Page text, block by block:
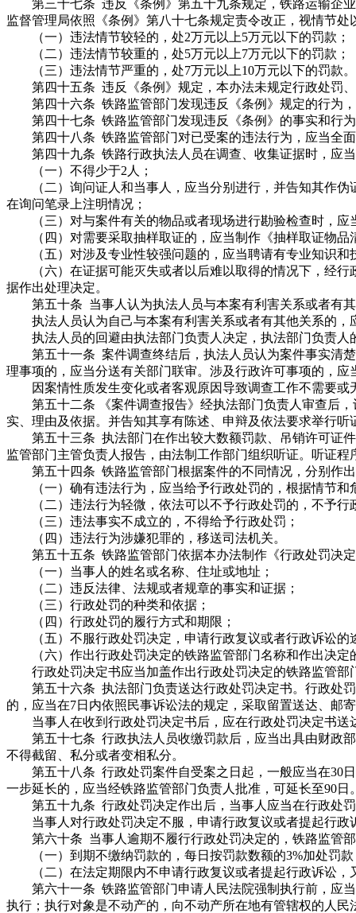
第三十七条 违反《条例》第五十九条规定，铁路运输企业
监督管理局依照《条例》第八十七条规定责令改正，视情节处
（一）违法情节较轻的，处2万元以上5万元以下的罚款；
（二）违法情节较重的，处5万元以上7万元以下的罚款；
（三）违法情节严重的，处7万元以上10万元以下的罚款。
第四十五条 违反《条例》规定，本办法未规定行政处罚、
第四十六条 铁路监管部门发现违反《条例》规定的行为，
第四十七条 铁路监管部门发现违反《条例》的事实和行为
第四十八条 铁路监管部门对已受案的违法行为，应当全面
第四十九条 铁路行政执法人员在调查、收集证据时，应
（一）不得少于2人；
（二）询问证人和当事人，应当分别进行，并告知其作伪
在询问笔录上注明情况；
（三）对与案件有关的物品或者现场进行勘验检查时，应
（四）对需要采取抽样取证的，应当制作《抽样取证物品
（五）对涉及专业性较强问题的，应当聘请有专业知识和
（六）在证据可能灭失或者以后难以取得的情况下，经行
据作出处理决定。
第五十条 当事人认为执法人员与本案有利害关系或者有其
执法人员认为自己与本案有利害关系或者有其他关系的，
执法人员的回避由执法部门负责人决定，执法部门负责人
第五十一条 案件调查终结后，执法人员认为案件事实清楚
理事项的，应当分送有关部门联审。涉及行政许可事项的，
因案情性质发生变化或者客观原因导致调查工作不需要或
第五十二条 《案件调查报告》经执法部门负责人审查后，
实、理由及依据。并告知其享有陈述、申辩及依法要求举行
第五十三条 执法部门在作出较大数额罚款、吊销许可证件
监管部门主管负责人报告，由法制工作部门组织听证。听证
第五十四条 铁路监管部门根据案件的不同情况，分别作出
（一）确有违法行为，应当给予行政处罚的，根据情节和
（二）违法行为轻微，依法可以不予行政处罚的，不予行
（三）违法事实不成立的，不得给予行政处罚；
（四）违法行为涉嫌犯罪的，移送司法机关。
第五十五条 铁路监管部门依据本办法制作《行政处罚决定
（一）当事人的姓名或名称、住址或地址；
（二）违反法律、法规或者规章的事实和证据；
（三）行政处罚的种类和依据；
（四）行政处罚的履行方式和期限；
（五）不服行政处罚决定，申请行政复议或者行政诉讼的
（六）作出行政处罚决定的铁路监管部门名称和作出决定
行政处罚决定书应当加盖作出行政处罚决定的铁路监管部
第五十六条 执法部门负责送达行政处罚决定书。行政处罚
的，应当在7日内依照民事诉讼法的规定，采取留置送达、邮
当事人在收到行政处罚决定书后，应在行政处罚决定书送
第五十七条 行政执法人员收缴罚款后，应当出具由财政部
不得截留、私分或者变相私分。
第五十八条 行政处罚案件自受案之日起，一般应当在30日
一步延长的，应当经铁路监管部门负责人批准，可延长至90日
第五十九条 行政处罚决定作出后，当事人应当在行政
当事人对行政处罚决定不服，申请行政复议或者提起行政
第六十条 当事人逾期不履行行政处罚决定的，铁路监管部
（一）到期不缴纳罚款的，每日按罚款数额的3%加处罚款
（二）在法定期限内不申请行政复议或者提起行政诉讼，
第六十一条 铁路监管部门申请人民法院强制执行前，应当
执行；执行对象是不动产的，向不动产所在地有管辖权的人民